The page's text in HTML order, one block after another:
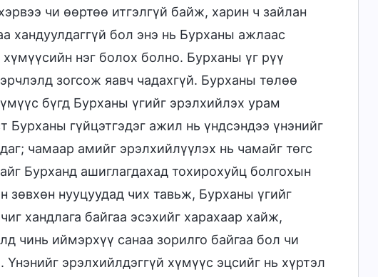
чи өөртөө итгэлгүй байж, харин ч зайлан
хандуулдаггүй бол энэ нь Бурханы ажлаас
нэг болох болно. Бурханы үг рүү
зогсож яавч чадахгүй. Бурханы төлөө
бүгд Бурханы үгийг эрэлхийлэх урам
Бурханы гүйцэтгэдэг ажил нь үндсэндээ үнэнийг
чамаар амийг эрэлхийлүүлэх нь чамайг төгс
Бурханд ашиглагдахад тохирохуйц болгохын
нууцуудад чих тавьж, Бурханы үгийг
хандлага байгаа эсэхийг харахаар хайж,
чинь иймэрхүү санаа зорилго байгаа бол чи
эрэлхийлдэггүй хүмүүс эцсийг нь хүртэл